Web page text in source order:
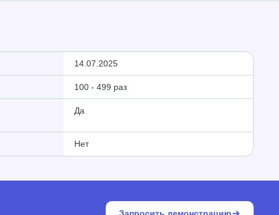
14.07.2025
100 - 499 раз
Да
Нет